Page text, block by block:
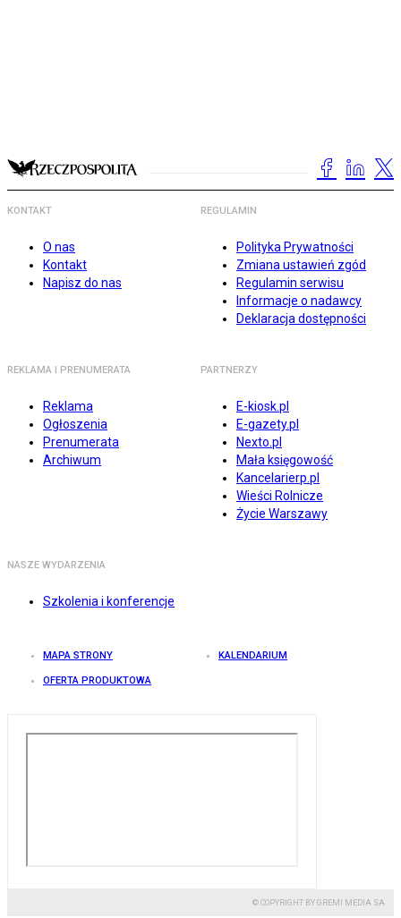
KONTAKT
O nas
Kontakt
Napisz do nas
REGULAMIN
Polityka Prywatności
Zmiana ustawień zgód
Regulamin serwisu
Informacje o nadawcy
Deklaracja dostępności
REKLAMA I PRENUMERATA
Reklama
Ogłoszenia
Prenumerata
Archiwum
PARTNERZY
E-kiosk.pl
E-gazety.pl
Nexto.pl
Mała księgowość
Kancelarierp.pl
Wieści Rolnicze
Życie Warszawy
NASZE WYDARZENIA
Szkolenia i konferencje
MAPA STRONY KALENDARIUM
OFERTA PRODUKTOWA
© COPYRIGHT BY GREMI MEDIA SA